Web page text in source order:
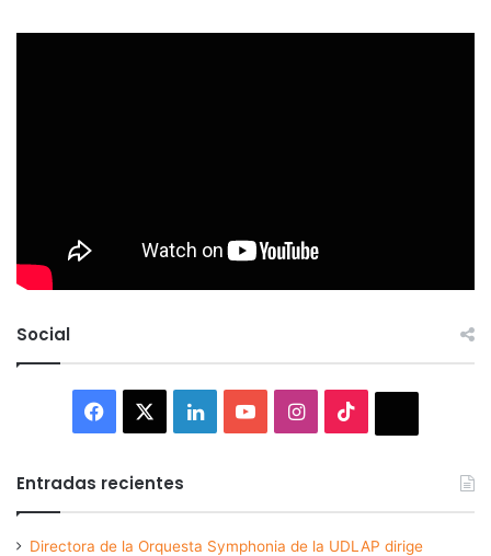
Social
Facebook LinkedInYouTubeInstagram
Entradas recientes
Directora de la Orquesta Symphonia de la UDLAP dirige